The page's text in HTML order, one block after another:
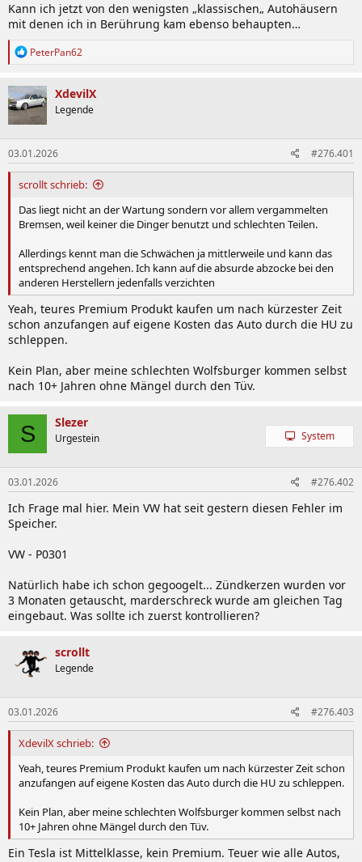
Kann ich jetzt von den wenigsten „klassischen„ Autohäusern
mit denen ich in Berührung kam ebenso behaupten…
R
k
t
i
o
n
e
n
:
PeterPan62
XdevilX
Legende
03.01.2026 #276.401
scrollt schrieb:
Das liegt nicht an der Wartung sondern vor allem vergammelten
Bremsen, weil keiner die Dinger benutzt und schlechten Teilen.
Allerdings kennt man die Schwächen ja mittlerweile und kann das
entsprechend angehen. Ich kann auf die absurde abzocke bei den
anderen Herstellern jedenfalls verzichten
Yeah, teures Premium Produkt kaufen um nach kürzester Zeit
schon anzufangen auf eigene Kosten das Auto durch die HU zu
schleppen.
Kein Plan, aber meine schlechten Wolfsburger kommen selbst
nach 10+ Jahren ohne Mängel durch den Tüv.
S Slezer
Urgestein System
03.01.2026 #276.402
Ich Frage mal hier. Mein VW hat seit gestern diesen Fehler im
Speicher.
VW - P0301
Natürlich habe ich schon gegoogelt... Zündkerzen wurden vor
3 Monaten getauscht, marderschreck wurde am gleichen Tag
eingebaut. Was sollte ich zuerst kontrollieren?
scrollt
Legende
03.01.2026 #276.403
XdevilX schrieb:
Yeah, teures Premium Produkt kaufen um nach kürzester Zeit schon
anzufangen auf eigene Kosten das Auto durch die HU zu schleppen.
Kein Plan, aber meine schlechten Wolfsburger kommen selbst nach
10+ Jahren ohne Mängel durch den Tüv.
Ein Tesla ist Mittelklasse, kein Premium. Teuer wie alle Autos,